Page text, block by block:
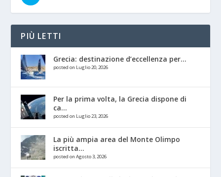
PIÙ LETTI
Grecia: destinazione d’eccellenza per...
posted on Luglio 20, 2026
Per la prima volta, la Grecia dispone di
ca...
posted on Luglio 23, 2026
La più ampia area del Monte Olimpo
iscritta...
posted on Agosto 3, 2026